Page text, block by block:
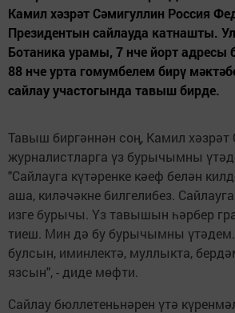
Камил хәзрәт Сәмигуллин Россия
Президентын сайлауда катнашты.
Ботаника урамы, 7 нче йорт адресы
88 нче урта гомумбелем бирү
сайлау участогында тавыш бирде.
Тавыш биргәннән соң, Камил хәзрәт
журналистларга үз бурычымны
"Сайлауга күтәренке кәеф белән
аша, киләчәкне билгелибез.
изге бурычы. Үз тавышын һәрбер
тиеш. Мин дә бу бурычымны
булсын, иминлектә, муллыкта,
язсын", - диде мөфти.
Сайлау бюллетеньнәрен үтә